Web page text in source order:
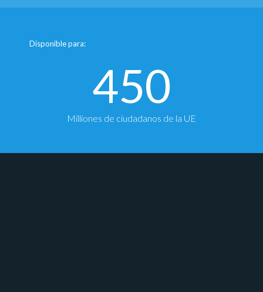
Disponible para:
450
Milliones de ciudadanos de la UE